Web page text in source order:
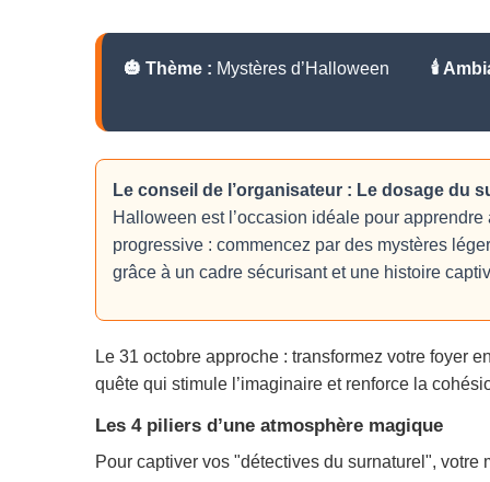
🎃 Thème : Mystères d’Halloween 🕯️
Le conseil de l’organisateur : Le dosage du
Halloween est l’occasion idéale pour
progressive : commencez par des mystères
grâce à un cadre sécurisant et une histoire
Le 31 octobre approche : transformez votre foyer
quête qui stimule l’imaginaire et renforce la
Les 4 piliers d’une atmosphère magique
Pour captiver vos "détectives du surnaturel",